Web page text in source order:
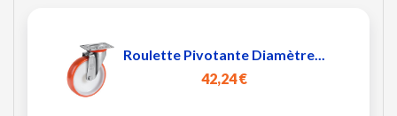
Roulette Pivotante Diamètre...
42,24 €